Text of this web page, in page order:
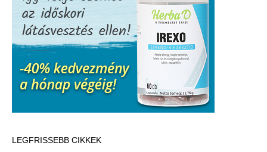
LEGFRISSEBB CIKKEK